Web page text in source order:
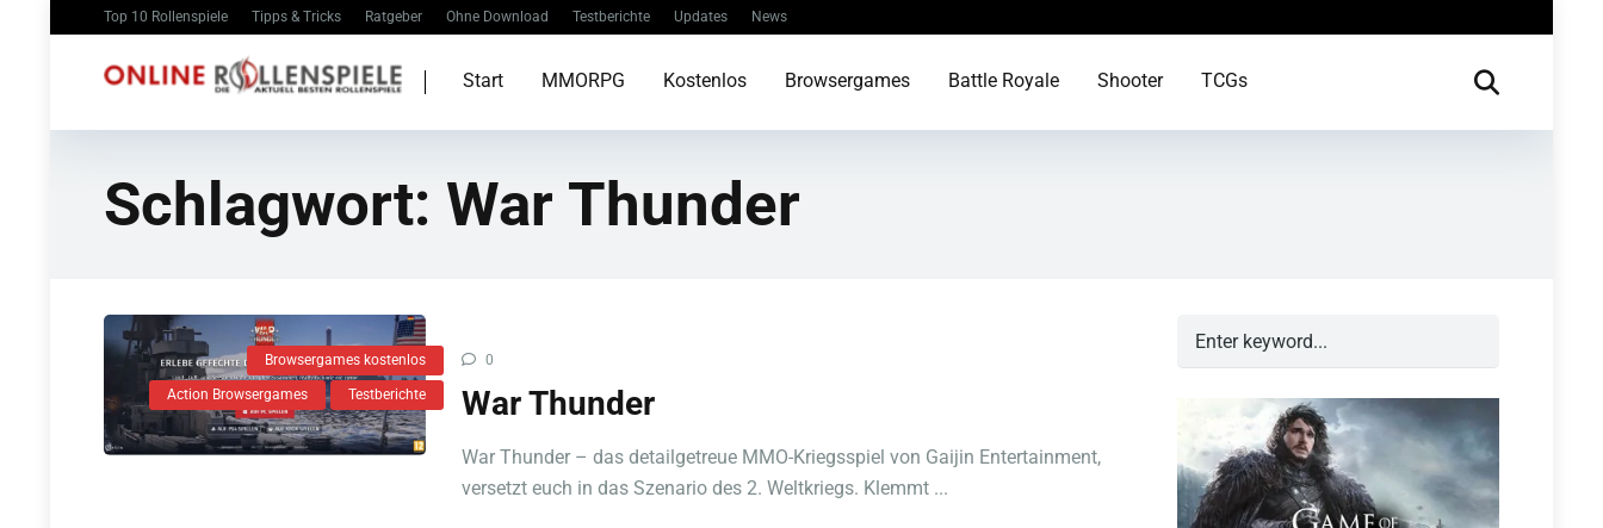
Top 10 Rollenspiele Tipps & Tricks Ratgeber Ohne Download Testberichte Updates News
Start MMORPG Kostenlos Browsergames Battle Royale Shooter TCGs
Schlagwort: War Thunder
Browsergames kostenlos
Action Browsergames Testberichte
0
War Thunder
War Thunder – das detailgetreue MMO-Kriegsspiel von Gaijin Entertainment,
versetzt euch in das Szenario des 2. Weltkriegs. Klemmt ...